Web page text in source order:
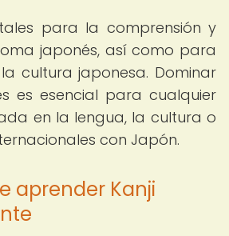
para la comprensión y
japonés, así como para
cultura japonesa. Dominar
es esencial para cualquier
en la lengua, la cultura o
con Japón.
aprender Kanji